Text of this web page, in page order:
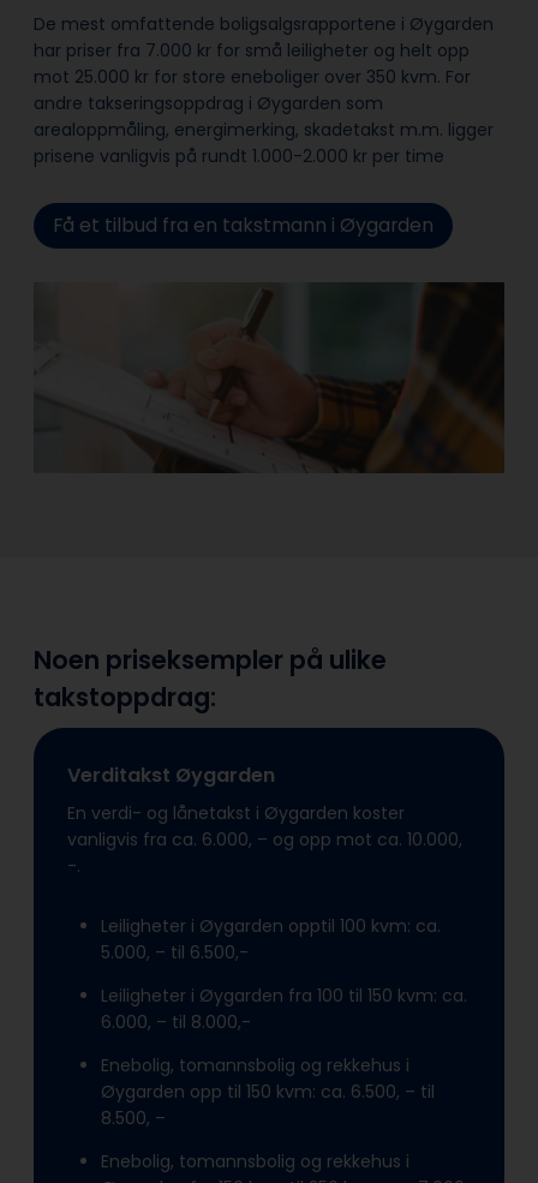
De mest omfattende boligsalgsrapportene i Øygarden
har priser fra 7.000 kr for små leiligheter og helt opp
mot 25.000 kr for store eneboliger over 350 kvm. For
andre takseringsoppdrag i Øygarden som
arealoppmåling, energimerking, skadetakst m.m. ligger
prisene vanligvis på rundt 1.000-2.000 kr per time
Få et tilbud fra en takstmann i Øygarden
Noen priseksempler på ulike
takstoppdrag:
Verditakst Øygarden
En verdi- og lånetakst i Øygarden koster
vanligvis fra ca. 6.000, – og opp mot ca. 10.000,
-.
Leiligheter i Øygarden opptil 100 kvm: ca.
5.000, – til 6.500,-
Leiligheter i Øygarden fra 100 til 150 kvm: ca.
6.000, – til 8.000,-
Enebolig, tomannsbolig og rekkehus i
Øygarden opp til 150 kvm: ca. 6.500, – til
8.500, –
Enebolig, tomannsbolig og rekkehus i